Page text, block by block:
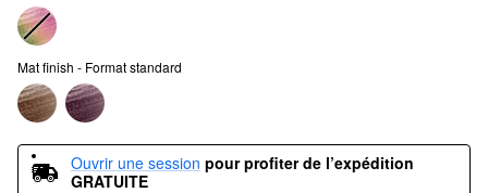
Mat finish - Format standard
Ouvrir une session pour profiter de l’expédition
GRATUITE